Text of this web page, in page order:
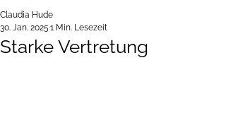
Starke Vertretung
Claudia Hude
30. Jan. 2025 1 Min. Lesezeit